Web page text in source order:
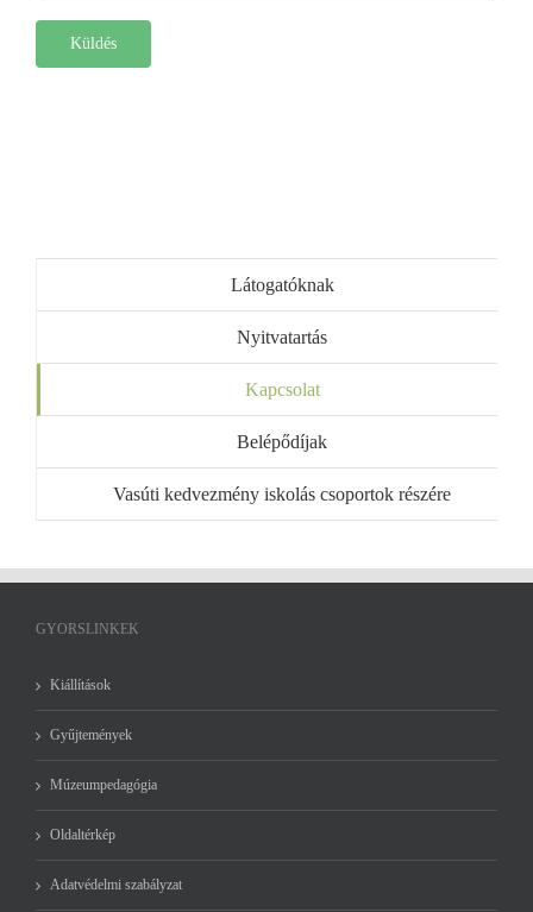
Látogatóknak
Nyitvatartás
Kapcsolat
Belépődíjak
Vasúti kedvezmény iskolás csoportok részére
GYORSLINKEK
Kiállítások
Gyűjtemények
Múzeumpedagógia
Oldaltérkép
Adatvédelmi szabályzat